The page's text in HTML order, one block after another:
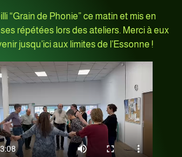
“Grain de Phonie” ce matin et mis en
répétées lors des ateliers. Merci à eux
jusqu’ici aux limites de l’Essonne !